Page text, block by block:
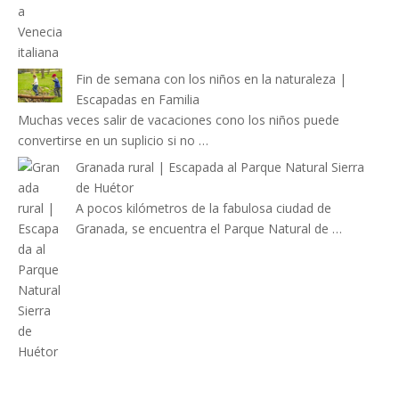
Fin de semana con los niños en la naturaleza |
Escapadas en Familia
Muchas veces salir de vacaciones cono los niños puede
convertirse en un suplicio si no …
Granada rural | Escapada al Parque Natural Sierra
de Huétor
A pocos kilómetros de la fabulosa ciudad de
Granada, se encuentra el Parque Natural de …